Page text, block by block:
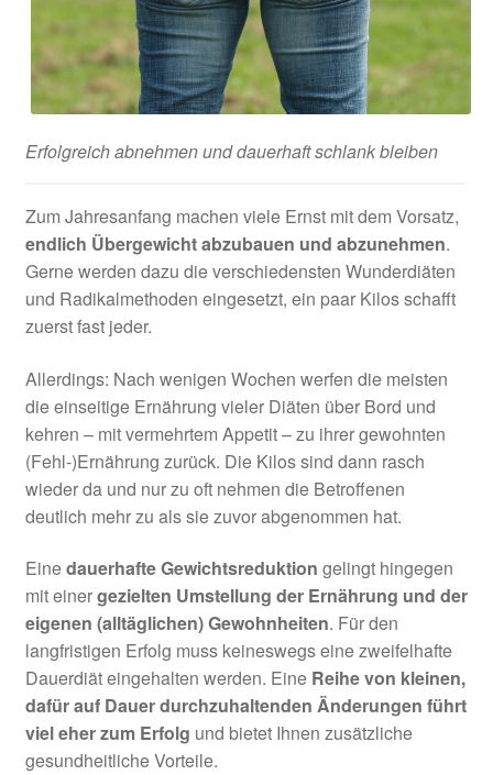
Erfolgreich abnehmen und dauerhaft schlank bleiben
Zum Jahresanfang machen viele Ernst mit dem Vorsatz,
endlich Übergewicht abzubauen und abzunehmen.
Gerne werden dazu die verschiedensten Wunderdiäten
und Radikalmethoden eingesetzt, ein paar Kilos schafft
zuerst fast jeder.
Allerdings: Nach wenigen Wochen werfen die meisten
die einseitige Ernährung vieler Diäten über Bord und
kehren – mit vermehrtem Appetit – zu ihrer gewohnten
(Fehl-)Ernährung zurück. Die Kilos sind dann rasch
wieder da und nur zu oft nehmen die Betroffenen
deutlich mehr zu als sie zuvor abgenommen hat.
Einedauerhafte Gewichtsreduktion gelingt hingegen
mit einergezielten Umstellung der Ernährung und der
eigenen (alltäglichen) Gewohnheiten. Für den
langfristigen Erfolg muss keineswegs eine zweifelhafte
Dauerdiät eingehalten werden. Eine Reihe von kleinen,
dafür auf Dauer durchzuhaltenden Änderungen führt
viel eher zum Erfolg und bietet Ihnen zusätzliche
gesundheitliche Vorteile.